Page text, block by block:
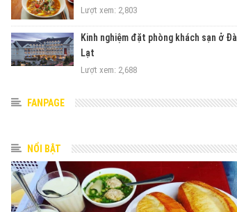
Lượt xem: 2,803
Kinh nghiệm đặt phòng khách sạn ở Đà
Lạt
Lượt xem: 2,688
FANPAGE
NỔI BẬT